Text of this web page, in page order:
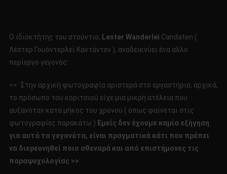
Ο ιδιοκτήτης του στούντιο, Lester Wanderlei Candaten (
Λέστερ Γουόντερλεϊ Καντάντεν ), αναδεικνύει ένα άλλο
περίεργο γεγονός:
<< Στην αρχική φωτογραφία αριστερά στο εργαστήριο, αρχικά,
το πρόσωπο του κοριτσιού είχε μια μικρή ατέλεια που
αυξανόταν κατά μήκος του χρόνου ( όπως φαίνεται στις
φωτογραφίες παρακάτω ) Εμείς δεν έχουμε καμία εξήγηση
για αυτά τα γεγονότα, είναι πραγματικά κάτι που πρέπει
να διερευνηθεί ποιο σθεναρά και από επιστήμονες τις
παραψυχολογίας >>.